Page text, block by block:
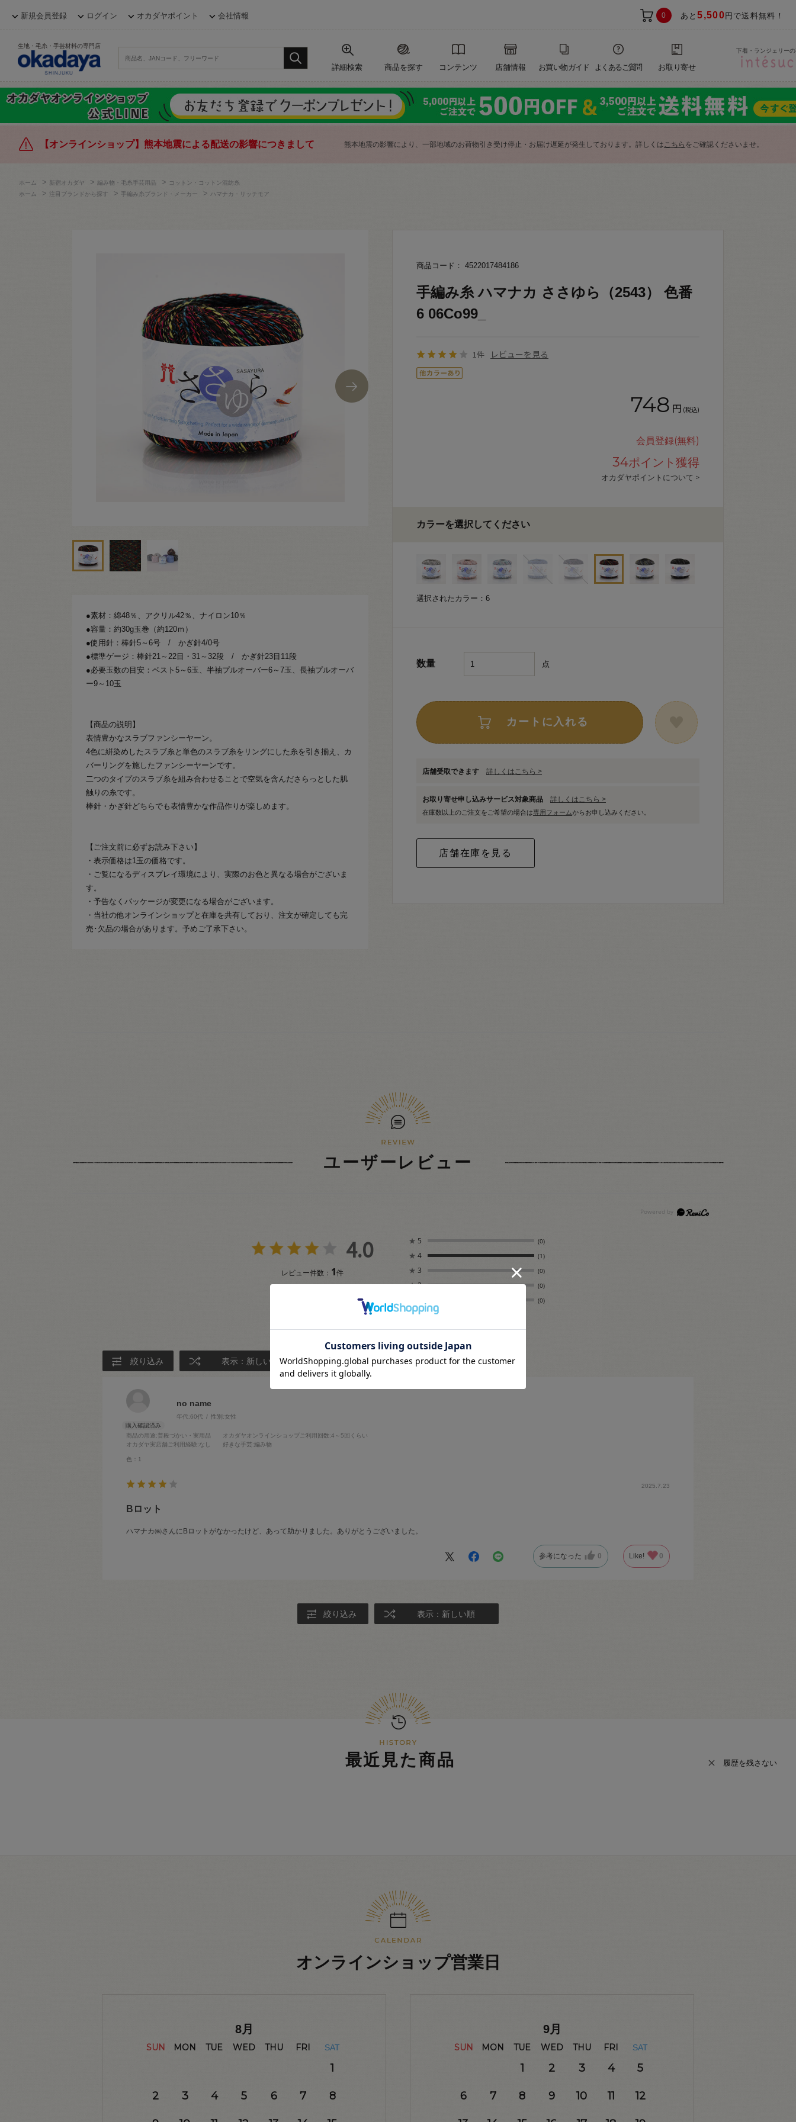
新規会員登録 ログイン オカダヤポイント 会社情報 0 あと5,500 円で送料無料！
生地・毛糸・手芸材料の専門店
詳細検索 商品を探す コンテンツ 店舗情報 お買い物ガイド よくあるご質問 お取り寄せ
下着・ランジェリー
【オンラインショップ】熊本地震による配送の影響につきまして 熊本地震の影響により、一部地域のお荷物引き受け停止・お届け遅延が発生しております。詳しくはこちら をご確認くださいませ。
ホーム > 新宿オカダヤ > 編み物・毛糸手芸用品 >
コットン・コットン混紡糸
ホーム
> 注目ブランドから探す > 手編み糸ブランド・メーカー > ハマナカ・リッチモア
●素材：綿48％、アクリル42％、ナイロン10％
●容量：約30g玉巻（約120ｍ）
●使用針：棒針5～6号 / かぎ針4/0号
●標準ゲージ：棒針21～22目・31～32段 / かぎ針23目11段
●必要玉数の目安：ベスト5～6玉、半袖プルオーバー6～7玉、長袖プルオーバ
ー9～10玉
【商品の説明】
表情豊かなスラブファンシーヤーン。
4色に絣染めしたスラブ糸と単色のスラブ糸をリングにした糸を引き揃え、カ
バーリングを施したファンシーヤーンです。
二つのタイプのスラブ糸を組み合わせることで空気を含んださらっとした肌
触りの糸です。
棒針・かぎ針どちらでも表情豊かな作品作りが楽しめます。
【ご注文前に必ずお読み下さい】
・表示価格は1玉の価格です。
・ご覧になるディスプレイ環境により、実際のお色と異なる場合がございま
す。
・予告なくパッケージが変更になる場合がございます。
・当社の他オンラインショップと在庫を共有しており、注文が確定しても完
売･欠品の場合があります。予めご了承下さい。
商品コード： 4522017484186
手編み糸 ハマナカ ささゆら（2543） 色番
6 06Co99_
1件 レビューを見る
748 円 (税込)
会員登録(無料)
34ポイント獲得
オカダヤポイントについて >
カラーを選択してください
選択されたカラー：6
数量 点
カートに入れる
店舗受取できます 詳しくはこちら >
お取り寄せ申し込みサービス対象商品 詳しくはこちら >
在庫数以上のご注文をご希望の場合は専用フォームからお申し込みください。
ユーザーレビュー
4.0
レビュー件数： 1件
★ 5 (0)
★ 4 (1)
★ 3 (0)
★2 (0)
(0)
絞り込み 表示：新しい順
no name
年代:60代 性別:女性
商品の用途:普段づかい・実用品 オカダヤオンラインショップご利用回数:4～5回くらい
オカダヤ実店舗ご利用経験:なし 好きな手芸:編み物
色：1
2025.7.23
Bロット
ハマナカ㈱さんにBロットがなかったけど、あって助かりました。ありがとうございました。
参考になった 0 Like! 0
絞り込み 表示：新しい順
最近見た商品 履歴を残さない
オンラインショップ営業日
8月
SUN MON TUE WED THU FRI SAT
1
2 3 4 5 6 7 8
9月
SUN MON TUE WED THU FRI SAT
1 2 3 4 5
6 7 8 9 10 11 12